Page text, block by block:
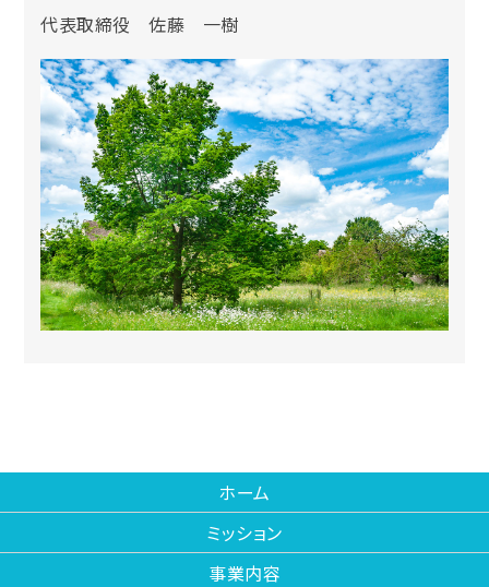
代表取締役 佐藤 一樹
ホーム
ミッション
事業内容